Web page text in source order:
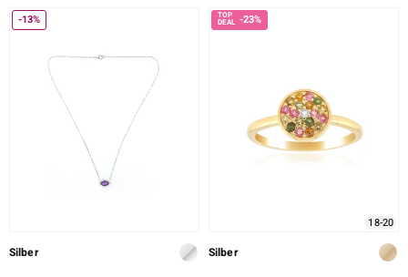
-13%
Silber
-23%
18-20
Silber